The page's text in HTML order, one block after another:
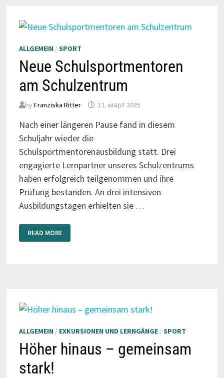
ALLGEMEIN / SPORT
Neue Schulsportmentoren
am Schulzentrum
by Franziska Ritter 11. март 2025
Nach einer längeren Pause fand in diesem
Schuljahr wieder die
Schulsportmentorenausbildung statt. Drei
engagierte Lernpartner unseres Schulzentrums
haben erfolgreich teilgenommen und ihre
Prüfung bestanden. An drei intensiven
Ausbildungstagen erhielten sie …
SCHULSPORTMENTOREN
AM
READ MORE
ALLGEMEIN / EXKURSIONEN UND LERNGÄNGE/ SPORT
Höher hinaus – gemeinsam
stark!